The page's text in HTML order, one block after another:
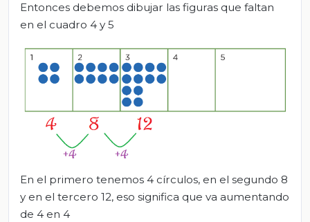
Entonces debemos dibujar las figuras que faltan
en el cuadro 4 y 5
En el primero tenemos 4 círculos, en el segundo 8
y en el tercero 12, eso significa que va aumentando
de 4 en 4